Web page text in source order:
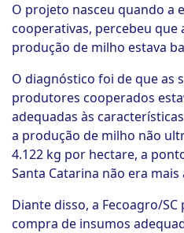
O projeto nasceu quando a
cooperativas, percebeu que
produção de milho estava
O diagnóstico foi de que as
produtores cooperados
adequadas às
a produção de milho não
4.122 kg por hectare, a
Santa Catarina não era
Diante disso, a Fecoagro/
compra de insumos